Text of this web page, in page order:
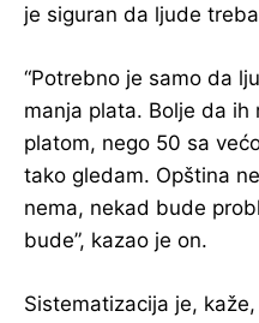
je siguran da ljude
“Potrebno je samo da
manja plata. Bolje da
platom, nego 50 sa
tako gledam. Opština
nema, nekad bude
bude”, kazao je on.
Sistematizacija je,